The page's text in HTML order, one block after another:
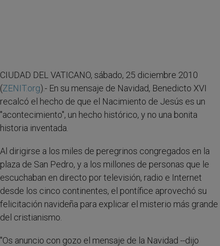
CIUDAD DEL VATICANO, sábado, 25 diciembre 2010
(ZENIT.org).- En su mensaje de Navidad, Benedicto XVI
recalcó el hecho de que el Nacimiento de Jesús es un
"acontecimiento", un hecho histórico, y no una bonita
historia inventada.
Al dirigirse a los miles de peregrinos congregados en la
plaza de San Pedro, y a los millones de personas que le
escuchaban en directo por televisión, radio e Internet
desde los cinco continentes, el pontífice aprovechó su
felicitación navideña para explicar el misterio más grande
del cristianismo.
"Os anuncio con gozo el mensaje de la Navidad --dijo